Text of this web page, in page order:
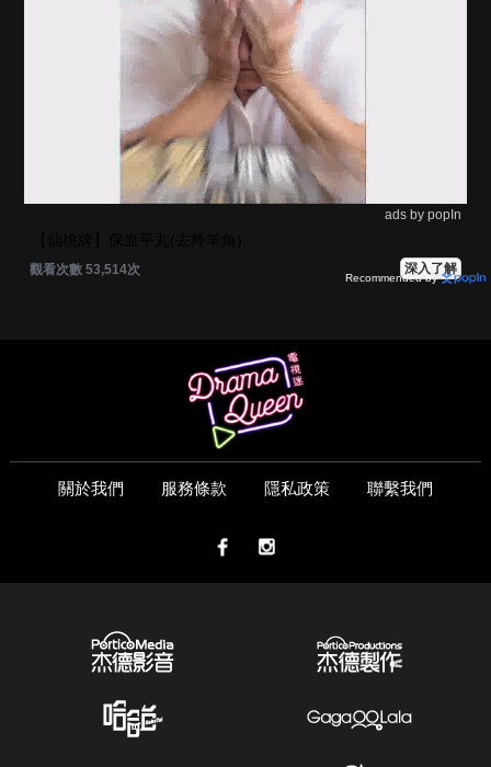
ads by popIn
觀看次數 53,514次 深入了解
Recommended by
關於我們 服務條款 隱私政策 聯繫我們